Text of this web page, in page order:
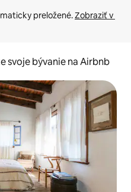
preložené. Zobraziť v
svoje bývanie na Airbnb